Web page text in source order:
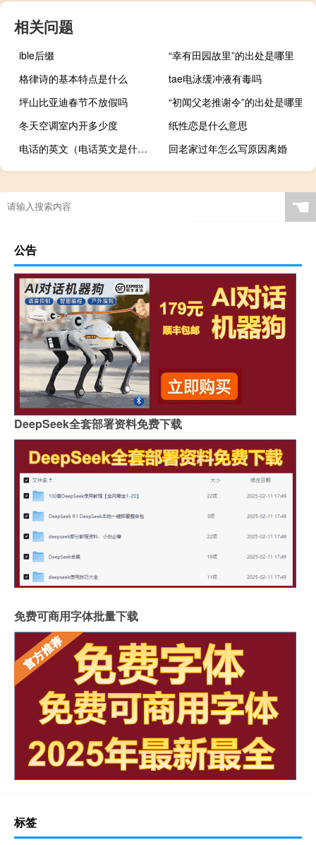
相关问题
ible后缀
“幸有田园故里”的出处是哪里
格律诗的基本特点是什么
tae电泳缓冲液有毒吗
坪山比亚迪春节不放假吗
“初闻父老推谢令”的出处是哪里
冬天空调室内开多少度
纸性恋是什么意思
电话的英文（电话英文是什么）
回老家过年怎么写原因离婚
☚
公告
DeepSeek全套部署资料免费下载
免费可商用字体批量下载
标签